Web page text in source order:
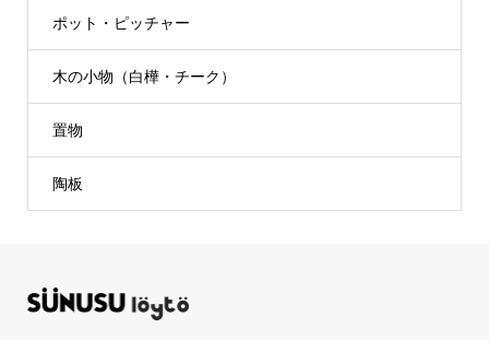
ポット・ピッチャー
木の小物（白樺・チーク）
置物
陶板